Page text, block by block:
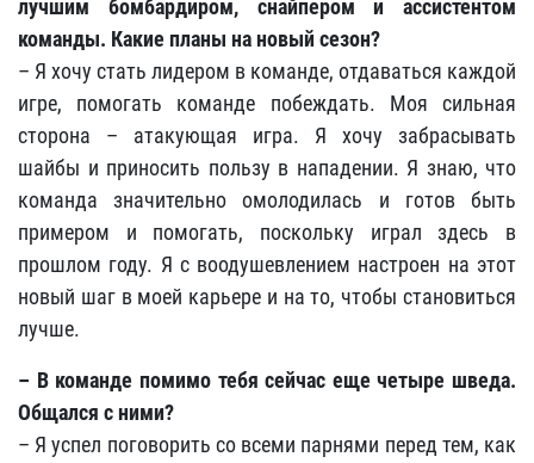
лучшим бомбардиром, снайпером и ассистентом
команды. Какие планы на новый сезон?
– Я хочу стать лидером в команде, отдаваться каждой
игре, помогать команде побеждать. Моя сильная
сторона – атакующая игра. Я хочу забрасывать
шайбы и приносить пользу в нападении. Я знаю, что
команда значительно омолодилась и готов быть
примером и помогать, поскольку играл здесь в
прошлом году. Я с воодушевлением настроен на этот
новый шаг в моей карьере и на то, чтобы становиться
лучше.
– В команде помимо тебя сейчас еще четыре шведа.
Общался с ними?
– Я успел поговорить со всеми парнями перед тем, как